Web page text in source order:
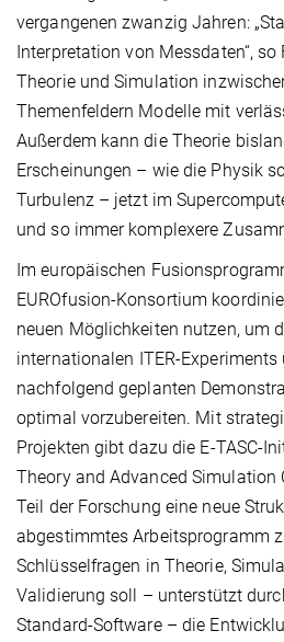
vergangenen zwanzig Jahren:
Interpretation von Messdaten“, so
Theorie und Simulation
Themenfeldern Modelle mit
Außerdem kann die Theorie
Erscheinungen – wie die Physik
Turbulenz – jetzt im
und so immer komplexere
Im europäischen
EUROfusion-Konsortium
neuen Möglichkeiten nutzen, um
internationalen ITER-
nachfolgend geplanten
optimal vorzubereiten. Mit
Projekten gibt dazu die E-TASC-
Theory and Advanced Simulation
Teil der Forschung eine neue
abgestimmtes Arbeitsprogramm
Schlüsselfragen in Theorie,
Validierung soll – unterstützt
Standard-Software – die